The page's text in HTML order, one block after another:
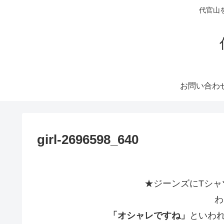
代官山
お問い合わ
girl-2696598_640
★ジーンズにTシャ
「オシャレですね」
といわ